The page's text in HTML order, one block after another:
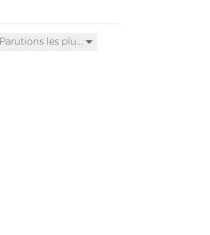
Parutions les plu…